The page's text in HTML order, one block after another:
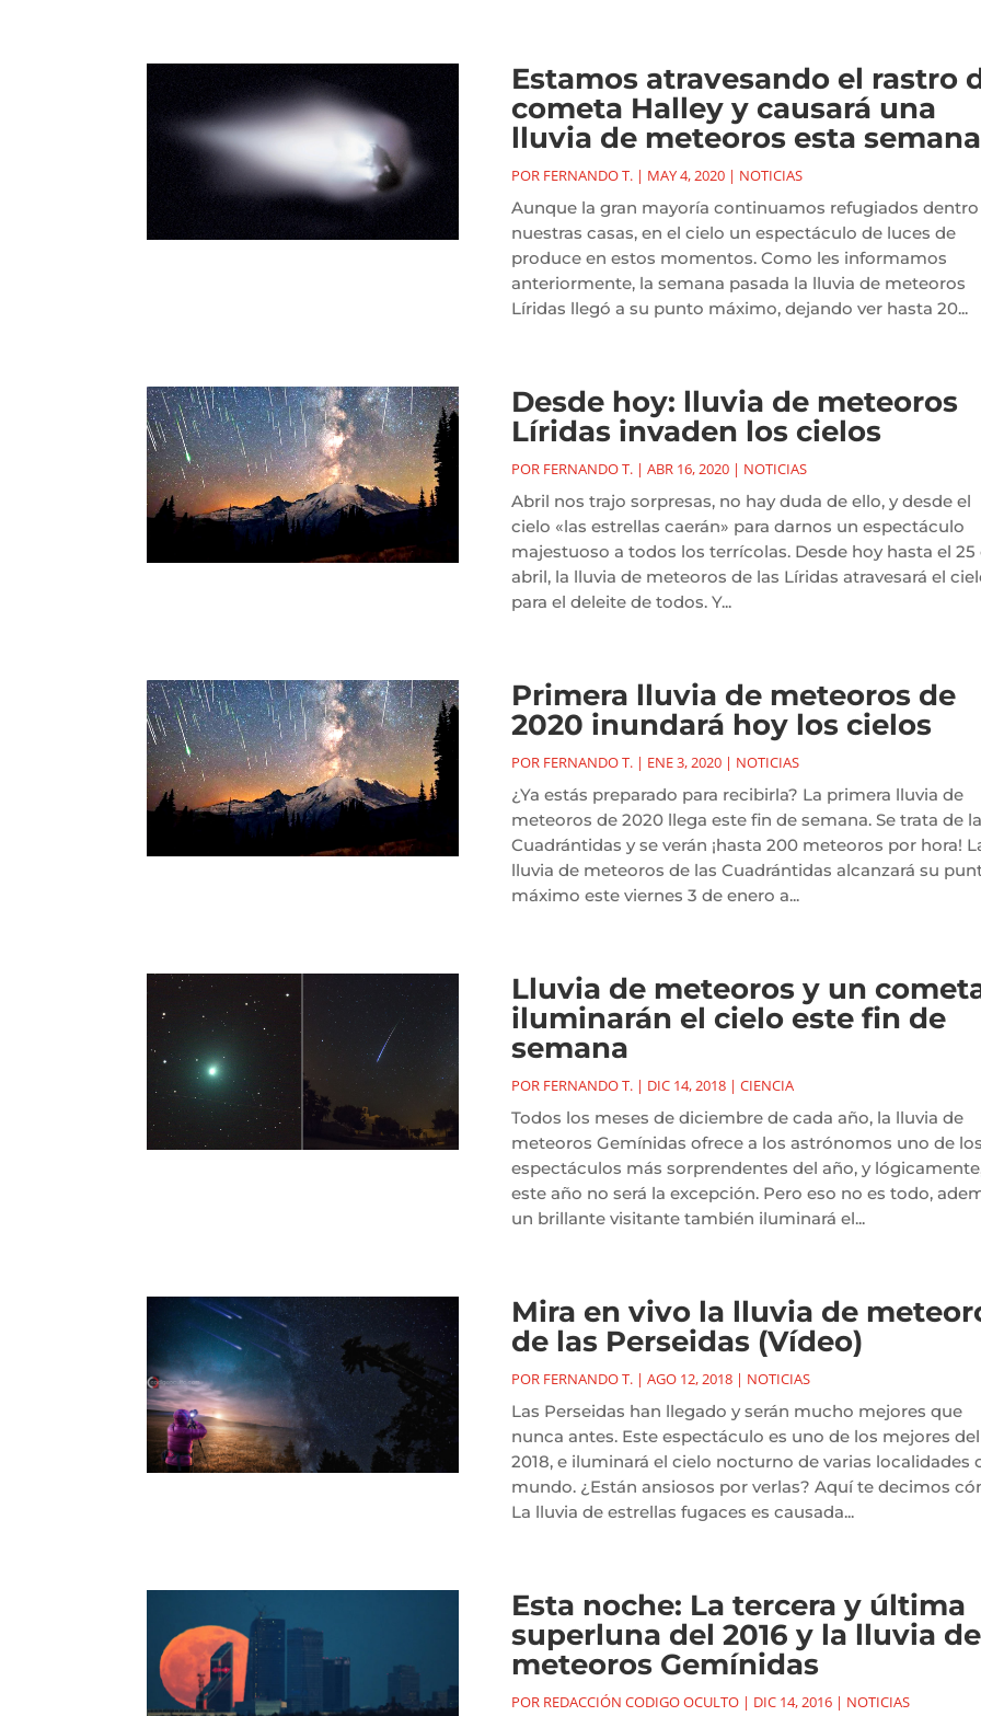
Estamos atravesando el rastro
cometa Halley y causará una
lluvia de meteoros esta semana
POR FERNANDO T.| MAY 4, 2020| NOTICIAS
Aunque la gran mayoría continuamos refugiados
nuestras casas, en el cielo un espectáculo de luces de
produce en estos momentos. Como les informamos
anteriormente, la semana pasada la lluvia de meteoros
Líridas llegó a su punto máximo, dejando ver hasta 20...
Desde hoy: lluvia de meteoros
Líridas invaden los cielos
POR FERNANDO T.| ABR 16, 2020| NOTICIAS
Abril nos trajo sorpresas, no hay duda de ello, y desde el
cielo «las estrellas caerán» para darnos un espectáculo
majestuoso a todos los terrícolas. Desde hoy hasta el 25
abril, la lluvia de meteoros de las Líridas atravesará el
para el deleite de todos. Y...
Primera lluvia de meteoros de
2020 inundará hoy los cielos
POR FERNANDO T.| ENE 3, 2020| NOTICIAS
¿Ya estás preparado para recibirla? La primera lluvia de
meteoros de 2020 llega este fin de semana. Se trata de
Cuadrántidas y se verán ¡hasta 200 meteoros por hora!
lluvia de meteoros de las Cuadrántidas alcanzará su
máximo este viernes 3 de enero a...
Lluvia de meteoros y un
iluminarán el cielo este fin de
semana
POR FERNANDO T.| DIC 14, 2018| CIENCIA
Todos los meses de diciembre de cada año, la lluvia de
meteoros Gemínidas ofrece a los astrónomos uno de
espectáculos más sorprendentes del año, y
este año no será la excepción. Pero eso no es todo,
un brillante visitante también iluminará el...
Mira en vivo la lluvia de
de las Perseidas (Vídeo)
POR FERNANDO T.| AGO 12, 2018| NOTICIAS
Las Perseidas han llegado y serán mucho mejores que
nunca antes. Este espectáculo es uno de los mejores del
2018, e iluminará el cielo nocturno de varias localidades
mundo. ¿Están ansiosos por verlas? Aquí te decimos
La lluvia de estrellas fugaces es causada...
Esta noche: La tercera y última
superluna del 2016 y la lluvia de
meteoros Gemínidas
POR REDACCIÓN CODIGO OCULTO| DIC 14, 2016| NOTICIAS